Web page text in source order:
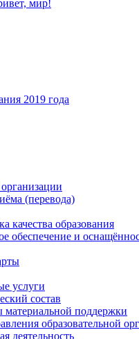
мир!
2019 года
(перевода)
качества образования
обеспечение и
услуги
состав
поддержки
образовательной
деятельность